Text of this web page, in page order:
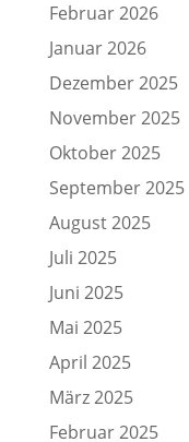
Februar 2026
Januar 2026
Dezember 2025
November 2025
Oktober 2025
September 2025
August 2025
Juli 2025
Juni 2025
Mai 2025
April 2025
März 2025
Februar 2025